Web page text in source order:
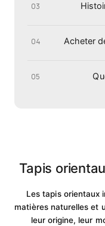
03
04 Acheter
05
Tapis
Les tapis orientaux
matières naturelles et
leur origine, leur